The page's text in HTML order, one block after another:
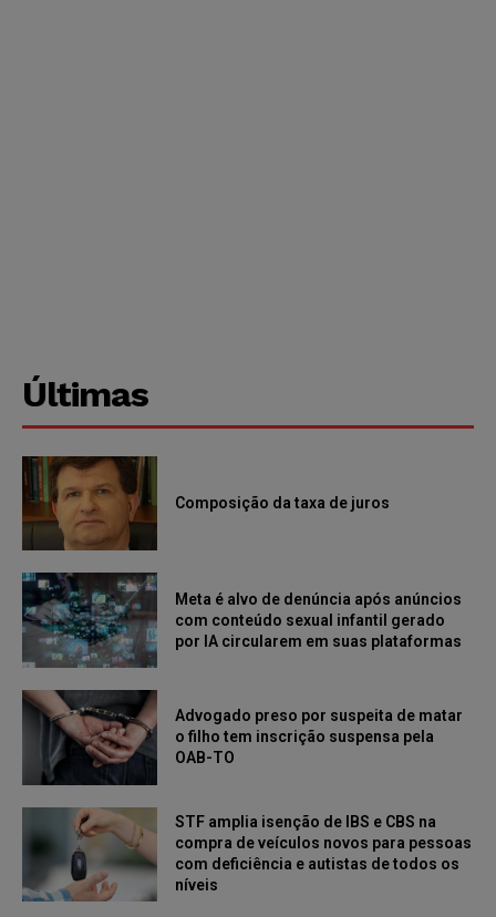
Últimas
Composição da taxa de juros
Meta é alvo de denúncia após anúncios
com conteúdo sexual infantil gerado
por IA circularem em suas plataformas
Advogado preso por suspeita de matar
o filho tem inscrição suspensa pela
OAB-TO
STF amplia isenção de IBS e CBS na
compra de veículos novos para pessoas
com deficiência e autistas de todos os
níveis